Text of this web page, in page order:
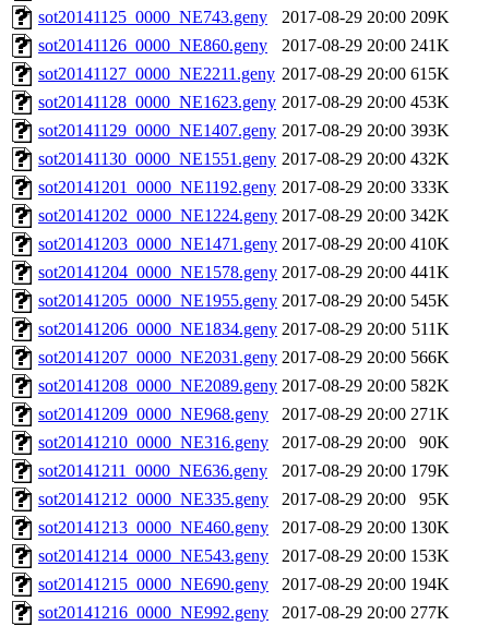
sot20141125_0000_NE743.geny
2017-08-29 20:00 209K
sot20141126_0000_NE860.geny
2017-08-29 20:00 241K
sot20141127_0000_NE2211.geny 2017-08-29 20:00 615K
sot20141128_0000_NE1623.geny 2017-08-29 20:00 453K
sot20141129_0000_NE1407.geny 2017-08-29 20:00 393K
sot20141130_0000_NE1551.geny 2017-08-29 20:00 432K
sot20141201_0000_NE1192.geny 2017-08-29 20:00 333K
sot20141202_0000_NE1224.geny 2017-08-29 20:00 342K
sot20141203_0000_NE1471.geny 2017-08-29 20:00 410K
sot20141204_0000_NE1578.geny 2017-08-29 20:00 441K
sot20141205_0000_NE1955.geny 2017-08-29 20:00 545K
sot20141206_0000_NE1834.geny 2017-08-29 20:00 511K
sot20141207_0000_NE2031.geny 2017-08-29 20:00 566K
sot20141208_0000_NE2089.geny 2017-08-29 20:00 582K
sot20141209_0000_NE968.geny
2017-08-29 20:00 271K
sot20141210_0000_NE316.geny
2017-08-29 20:00
90K
sot20141211_0000_NE636.geny
2017-08-29 20:00 179K
sot20141212_0000_NE335.geny
2017-08-29 20:00
95K
sot20141213_0000_NE460.geny
2017-08-29 20:00 130K
sot20141214_0000_NE543.geny
2017-08-29 20:00 153K
sot20141215_0000_NE690.geny
2017-08-29 20:00 194K
sot20141216_0000_NE992.geny
2017-08-29 20:00 277K